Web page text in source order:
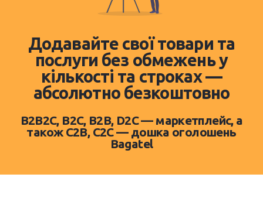
Додавайте свої товари та
послуги без обмежень у
кількості та строках —
абсолютно безкоштовно
B2B2C, B2C, B2B, D2C — маркетплейс, а
також C2B, C2C — дошка оголошень
Bagatel